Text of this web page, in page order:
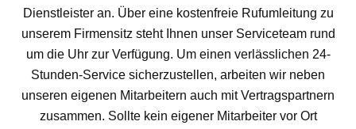
Dienstleister an. Über eine kostenfreie Rufumleitung zu
unserem Firmensitz steht Ihnen unser Serviceteam rund
um die Uhr zur Verfügung. Um einen verlässlichen 24-
Stunden-Service sicherzustellen, arbeiten wir neben
unseren eigenen Mitarbeitern auch mit Vertragspartnern
zusammen. Sollte kein eigener Mitarbeiter vor Ort